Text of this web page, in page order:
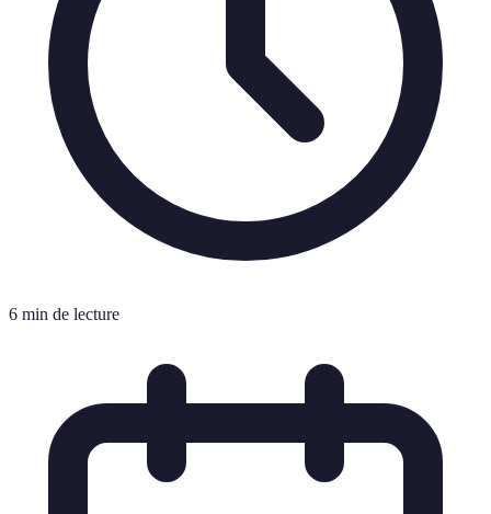
6 min de lecture